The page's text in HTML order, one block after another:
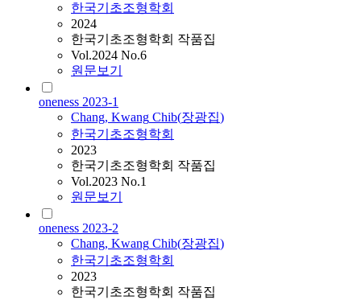
한국기초조형학회
2024
한국기초조형학회 작품집
Vol.2024 No.6
원문보기
oneness 2023-1
Chang, Kwang Chib(장광집)
한국기초조형학회
2023
한국기초조형학회 작품집
Vol.2023 No.1
원문보기
oneness 2023-2
Chang, Kwang Chib(장광집)
한국기초조형학회
2023
한국기초조형학회 작품집